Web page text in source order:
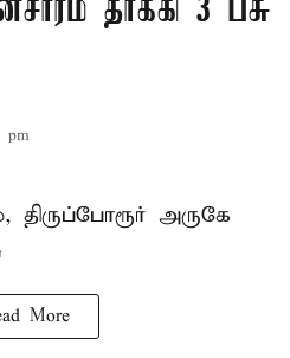
தாக்கி 3 பசு
pm
அருகே
More